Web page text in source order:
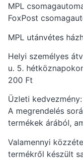
MPL
FoxPost
MPL utánvétes
Helyi személyes
u. 5.
200 Ft
Üzleti
A megrendelés
termékek árából,
Valamennyi
termékről készült